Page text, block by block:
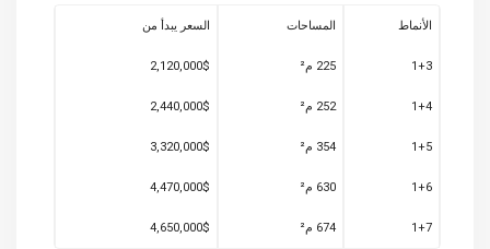
الأنماط المساحات السعر يبدأ من
1+3 225 م² 2,120,000$
1+4 252 م² 2,440,000$
1+5 354 م² 3,320,000$
1+6 630 م² 4,470,000$
1+7 674 م² 4,650,000$